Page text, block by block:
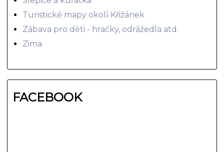
Turistické mapy okolí Křižánek
Zábava pro děti - hračky, odrážedla atd.
Zima
FACEBOOK